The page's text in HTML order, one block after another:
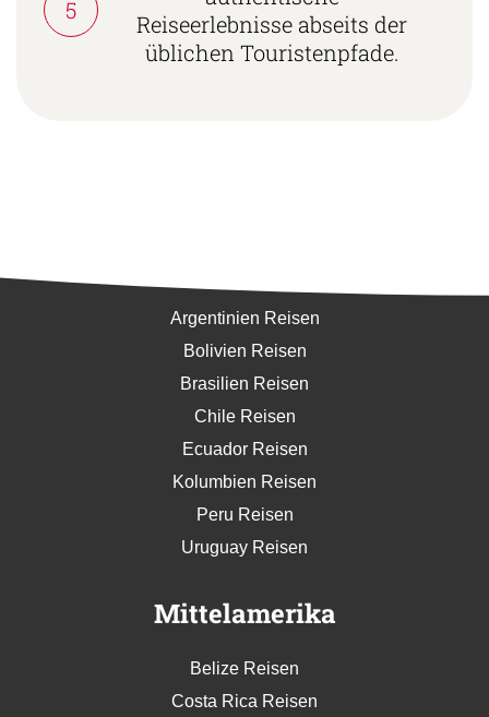
5
Reiseerlebnisse abseits der
üblichen Touristenpfade.
Argentinien Reisen
Bolivien Reisen
Brasilien Reisen
Chile Reisen
Ecuador Reisen
Kolumbien Reisen
Peru Reisen
Uruguay Reisen
Mittelamerika
Belize Reisen
Costa Rica Reisen